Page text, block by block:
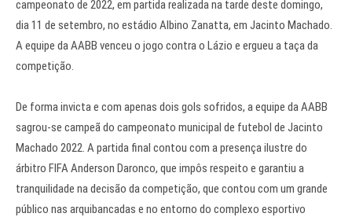
campeonato de 2022, em partida realizada na tarde deste domingo,
dia 11 de setembro, no estádio Albino Zanatta, em Jacinto Machado.
A equipe da AABB venceu o jogo contra o Lázio e ergueu a taça da
competição.
De forma invicta e com apenas dois gols sofridos, a equipe da AABB
sagrou-se campeã do campeonato municipal de futebol de Jacinto
Machado 2022. A partida final contou com a presença ilustre do
árbitro FIFA Anderson Daronco, que impôs respeito e garantiu a
tranquilidade na decisão da competição, que contou com um grande
público nas arquibancadas e no entorno do complexo esportivo